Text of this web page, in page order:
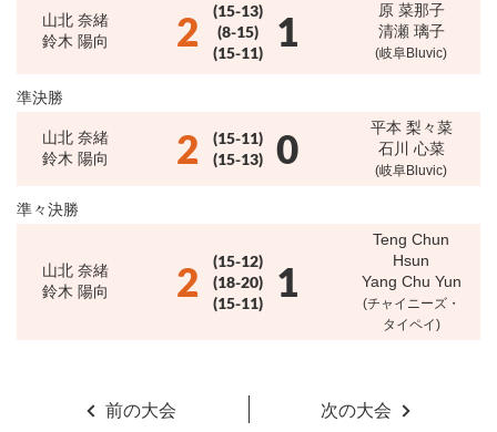
山北 奈緒
鈴木 陽向
2
(15-13)
(8-15)
(15-11)
1
原 菜那子
清瀬 璃子
(岐阜Bluvic)
準決勝
山北 奈緒
鈴木 陽向
2
(15-11)
(15-13)
0
平本 梨々菜
石川 心菜
(岐阜Bluvic)
準々決勝
山北 奈緒
鈴木 陽向
2
(15-12)
(18-20)
(15-11)
1
Teng Chun
Hsun
Yang Chu Yun
(チャイニーズ・
タイペイ)
前の大会 次の大会